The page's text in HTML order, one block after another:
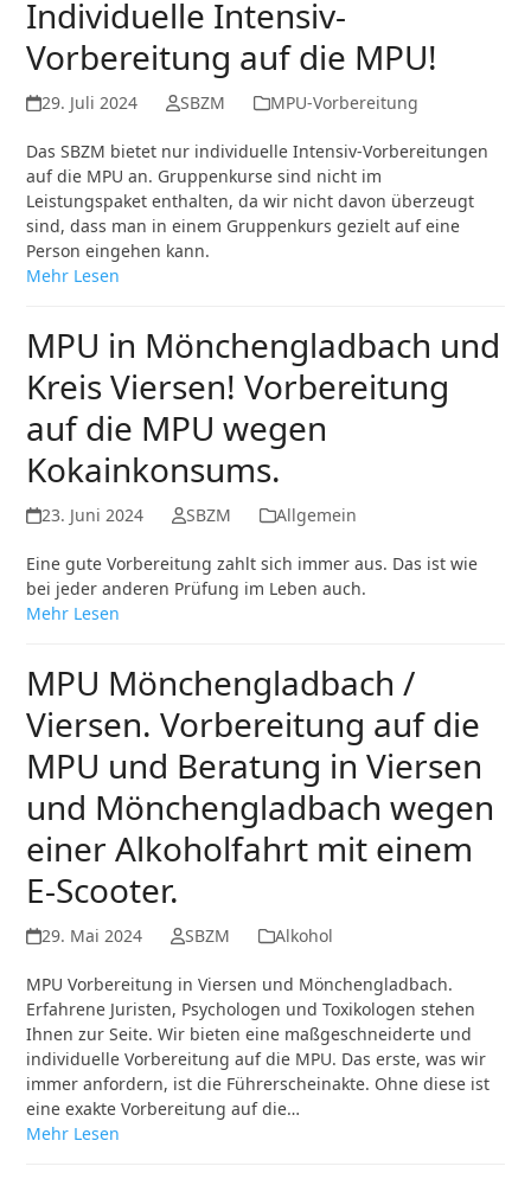
Individuelle Intensiv-
Vorbereitung auf die MPU!
29. Juli 2024 SBZM MPU-Vorbereitung
Das SBZM bietet nur individuelle Intensiv-Vorbereitungen
auf die MPU an. Gruppenkurse sind nicht im
Leistungspaket enthalten, da wir nicht davon überzeugt
sind, dass man in einem Gruppenkurs gezielt auf eine
Person eingehen kann.
Mehr Lesen
MPU in Mönchengladbach und
Kreis Viersen! Vorbereitung
auf die MPU wegen
Kokainkonsums.
23. Juni 2024 SBZM Allgemein
Eine gute Vorbereitung zahlt sich immer aus. Das ist wie
bei jeder anderen Prüfung im Leben auch.
Mehr Lesen
MPU Mönchengladbach /
Viersen. Vorbereitung auf die
MPU und Beratung in Viersen
und Mönchengladbach wegen
einer Alkoholfahrt mit einem
E-Scooter.
29. Mai 2024 SBZM Alkohol
MPU Vorbereitung in Viersen und Mönchengladbach.
Erfahrene Juristen, Psychologen und Toxikologen stehen
Ihnen zur Seite. Wir bieten eine maßgeschneiderte und
individuelle Vorbereitung auf die MPU. Das erste, was wir
immer anfordern, ist die Führerscheinakte. Ohne diese ist
eine exakte Vorbereitung auf die…
Mehr Lesen